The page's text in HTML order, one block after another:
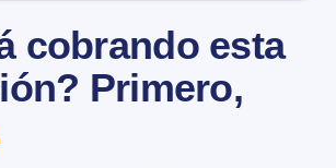
cobrando esta
Primero,